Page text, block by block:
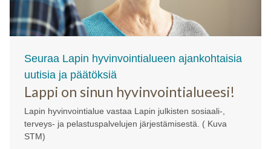
Seuraa Lapin hyvinvointialueen ajankohtaisia
uutisia ja päätöksiä
Lappi on sinun hyvinvointialueesi!
Lapin hyvinvointialue vastaa Lapin julkisten sosiaali-,
terveys- ja pelastuspalvelujen järjestämisestä. ( Kuva
STM)